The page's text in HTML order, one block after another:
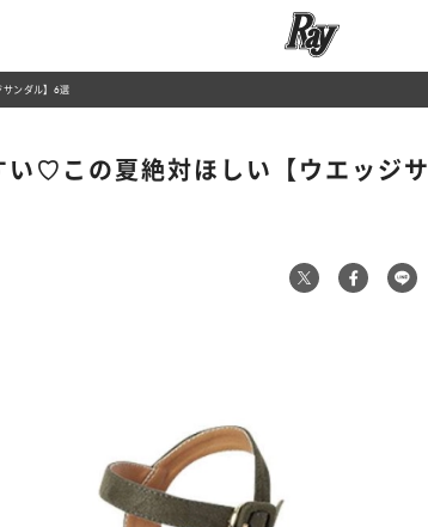
ンダル】6選
い♡この夏絶対ほしい【ウエッジサ